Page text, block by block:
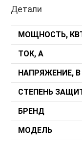
Детали
МОЩНОСТЬ,
ТОК, А
НАПРЯЖЕНИЕ, В
СТЕПЕНЬ
БРЕНД
МОДЕЛЬ